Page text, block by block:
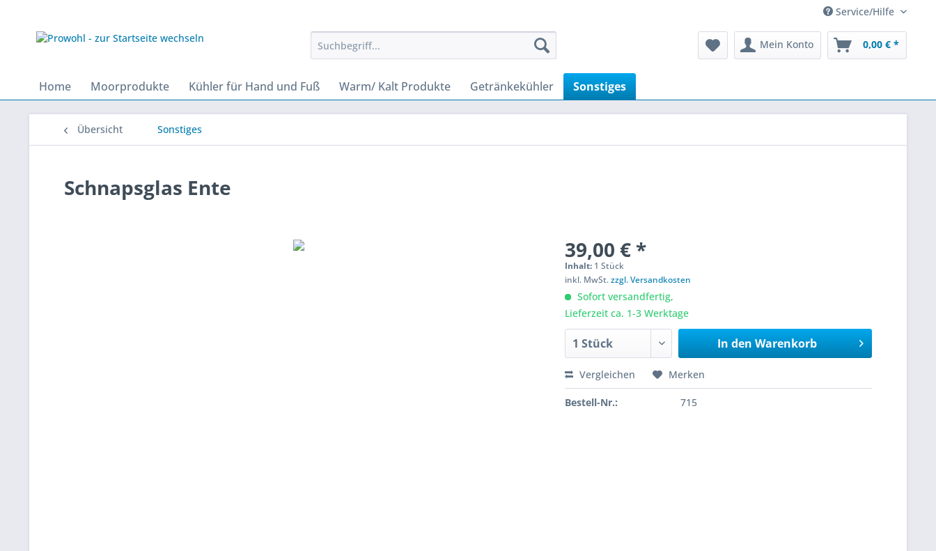
Service/Hilfe
Mein Konto 0,00 € *
Home Moorprodukte Kühler für Hand und Fuß Warm/ Kalt Produkte Getränkekühler Sonstiges
Übersicht Sonstiges
Schnapsglas Ente
39,00 € *
Inhalt: 1 Stück
inkl. MwSt.zzgl. Versandkosten
Sofort versandfertig,
Lieferzeit ca. 1-3 Werktage
In den Warenkorb
Vergleichen Merken
Bestell-Nr.: 715